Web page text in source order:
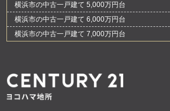
横浜市の中古一戸建て 5,000万円台
横浜市の中古一戸建て 6,000万円台
横浜市の中古一戸建て 7,000万円台